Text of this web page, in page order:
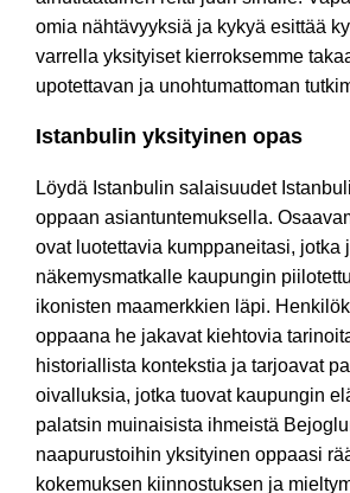
omia nähtävyyksiä ja kykyä esittää
varrella yksityiset kierroksemme
upotettavan ja unohtumattoman
Istanbulin yksityinen opas
Löydä Istanbulin salaisuudet
oppaan asiantuntemuksella.
ovat luotettavia kumppaneitasi, jotka
näkemysmatkalle kaupungin
ikonisten maamerkkien läpi.
oppaana he jakavat kiehtovia
historiallista kontekstia ja tarjoavat
oivalluksia, jotka tuovat kaupungin
palatsin muinaisista ihmeistä
naapurustoihin yksityinen oppaasi
kokemuksen kiinnostuksen ja